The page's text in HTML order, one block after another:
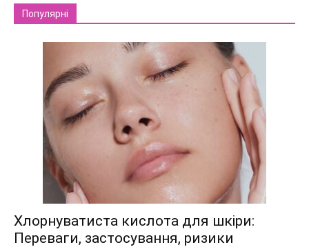
Популярні
Хлорнуватиста кислота для шкіри:
Переваги, застосування, ризики